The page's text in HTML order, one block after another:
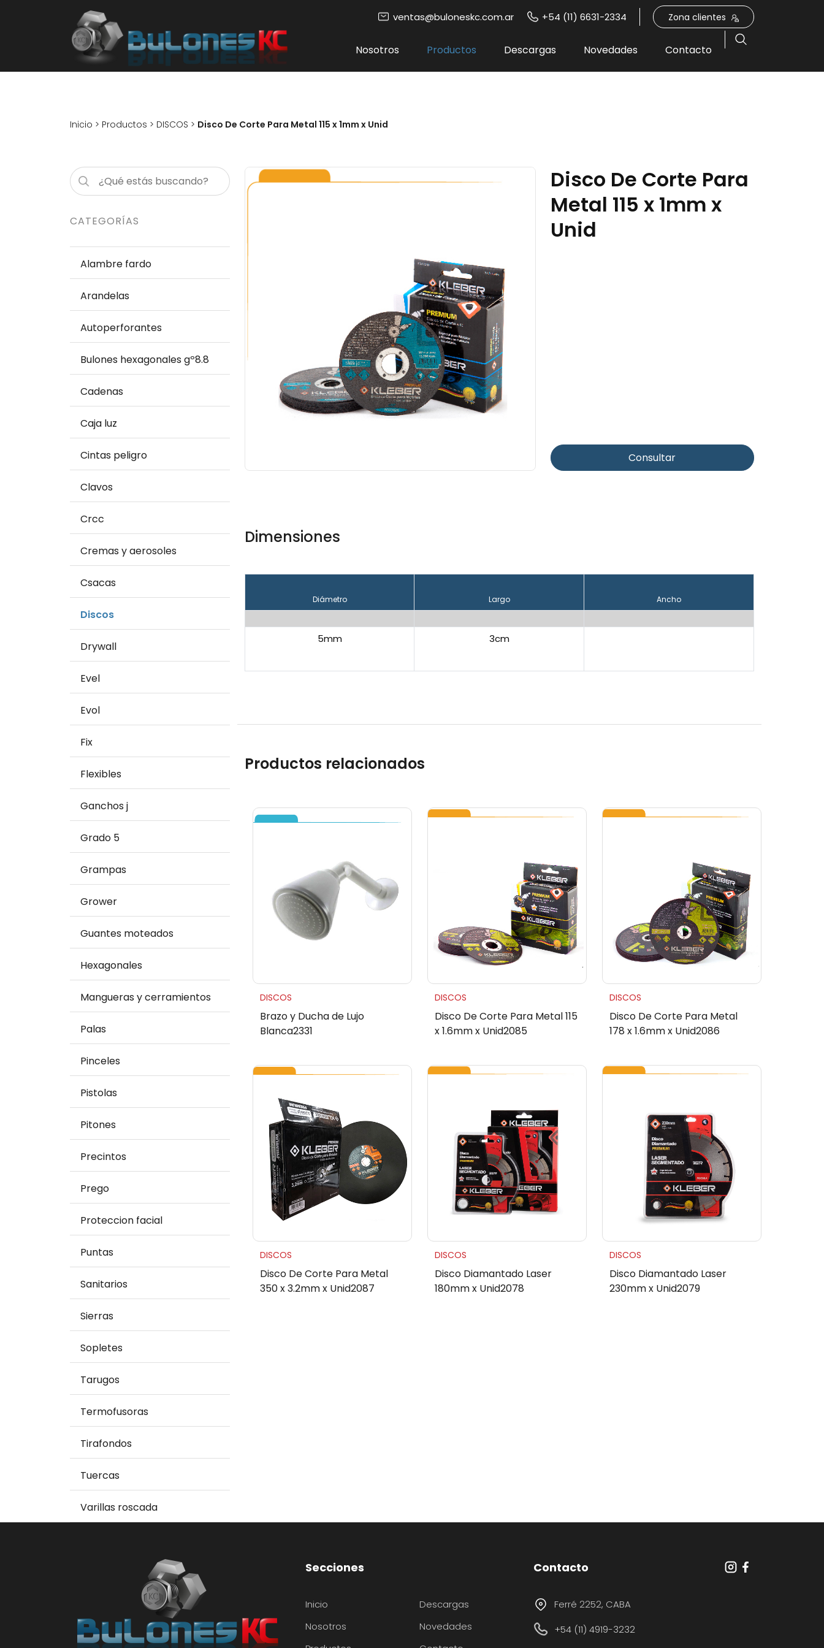
ventas@buloneskc.com.ar +54 (11) 6631-2334 Zona clientes
Nosotros Productos Descargas Novedades Contacto
Inicio > Productos > DISCOS > Disco De Corte Para Metal 115 x 1mm x Unid
CATEGORÍAS
Alambre fardo
Arandelas
Autoperforantes
Bulones hexagonales gº8.8
Cadenas
Caja luz
Cintas peligro
Clavos
Crcc
Cremas y aerosoles
Csacas
Discos
Drywall
Evel
Evol
Fix
Flexibles
Ganchos j
Grado 5
Grampas
Grower
Guantes moteados
Hexagonales
Mangueras y cerramientos
Palas
Pinceles
Pistolas
Pitones
Precintos
Prego
Proteccion facial
Puntas
Sanitarios
Sierras
Sopletes
Tarugos
Termofusoras
Tirafondos
Tuercas
Varillas roscada
Disco De Corte Para
Metal 115 x 1mm x
Unid
Consultar
Dimensiones
Diámetro Largo Ancho
5mm 3cm
Productos relacionados
DISCOS
Brazo y Ducha de Lujo
Blanca2331
DISCOS
Disco De Corte Para Metal 115
x 1.6mm x Unid2085
DISCOS
Disco De Corte Para Metal
178 x 1.6mm x Unid2086
DISCOS
Disco De Corte Para Metal
350 x 3.2mm x Unid2087
DISCOS
Disco Diamantado Laser
180mm x Unid2078
DISCOS
Disco Diamantado Laser
230mm x Unid2079
Secciones
Inicio
Nosotros
Descargas
Novedades
Contacto
Ferré 2252, CABA
+54 (11) 4919-3232